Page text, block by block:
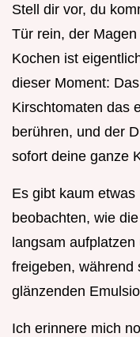
Stell dir vor, du
Tür rein, der
Kochen ist
dieser Moment:
Kirschtomaten das
berühren, und der
sofort deine ganze
Es gibt kaum
beobachten, wie
langsam
freigeben, während
glänzenden
Ich erinnere mich